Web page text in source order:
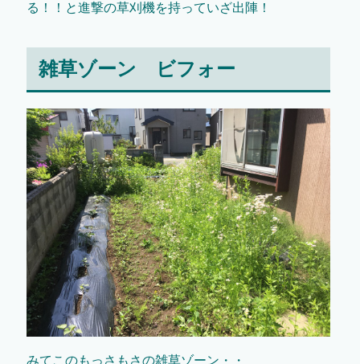
る！！と進撃の草刈機を持っていざ出陣！
雑草ゾーン ビフォー
みてこのもっさもさの雑草ゾーン・・